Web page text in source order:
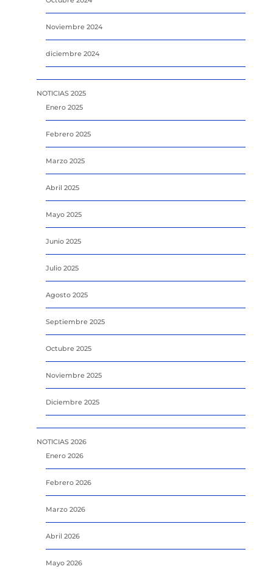
Noviembre 2024
diciembre 2024
NOTICIAS 2025
Enero 2025
Febrero 2025
Marzo 2025
Abril 2025
Mayo 2025
Junio 2025
Julio 2025
Agosto 2025
Septiembre 2025
Octubre 2025
Noviembre 2025
Diciembre 2025
NOTICIAS 2026
Enero 2026
Febrero 2026
Marzo 2026
Abril 2026
Mayo 2026